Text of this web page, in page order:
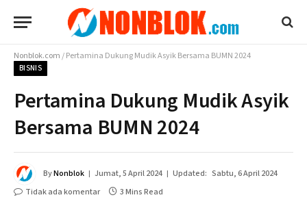
Nonblok.com/Pertamina Dukung Mudik Asyik Bersama BUMN 2024
BISNIS
Pertamina Dukung Mudik Asyik
Bersama BUMN 2024
ByNonblok Jumat, 5 April 2024 Updated: Sabtu, 6 April 2024
Tidak ada komentar
3 Mins Read